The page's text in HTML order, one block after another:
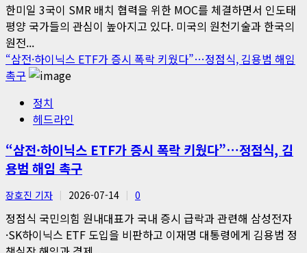
한미일 3국이 SMR 배치 협력을 위한 MOC를 체결하면서 인도태
평양 국가들의 관심이 높아지고 있다. 미국의 원천기술과 한국의
원전...
“삼전·하이닉스 ETF가 증시 폭락 키웠다”…정점식, 김용범 해임
촉구
정치
헤드라인
“삼전·하이닉스 ETF가 증시 폭락 키웠다”…정점식, 김
용범 해임 촉구
장호진 기자 2026-07-14 0
정점식 국민의힘 원내대표가 국내 증시 급락과 관련해 삼성전자
·SK하이닉스 ETF 도입을 비판하고 이재명 대통령에게 김용범 정